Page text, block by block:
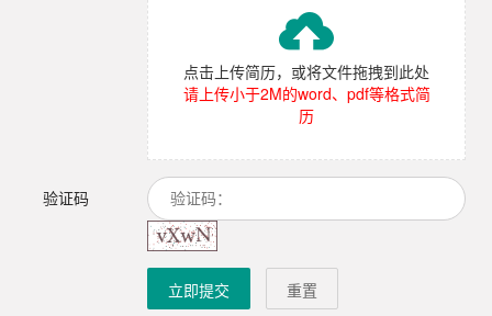

点击上传简历，或将文件拖拽到此处
请上传小于2M的word、pdf等格式简
历
验证码
立即提交 重置